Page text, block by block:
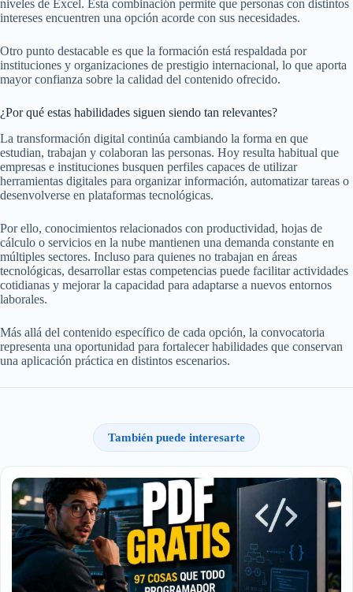
niveles de Excel. Esta combinación permite que personas con distintos
intereses encuentren una opción acorde con sus necesidades.
Otro punto destacable es que la formación está respaldada por
instituciones y organizaciones de prestigio internacional, lo que aporta
mayor confianza sobre la calidad del contenido ofrecido.
¿Por qué estas habilidades siguen siendo tan relevantes?
La transformación digital continúa cambiando la forma en que
estudian, trabajan y colaboran las personas. Hoy resulta habitual que
empresas e instituciones busquen perfiles capaces de utilizar
herramientas digitales para organizar información, automatizar tareas o
desenvolverse en plataformas tecnológicas.
Por ello, conocimientos relacionados con productividad, hojas de
cálculo o servicios en la nube mantienen una demanda constante en
múltiples sectores. Incluso para quienes no trabajan en áreas
tecnológicas, desarrollar estas competencias puede facilitar actividades
cotidianas y mejorar la capacidad para adaptarse a nuevos entornos
laborales.
Más allá del contenido específico de cada opción, la convocatoria
representa una oportunidad para fortalecer habilidades que conservan
una aplicación práctica en distintos escenarios.
También puede interesarte